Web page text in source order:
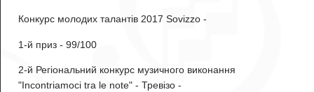
Конкурс молодих талантів 2017 Sovizzo -
1-й приз - 99/100
2-й Регіональний конкурс музичного виконання
"Incontriamoci tra le note" - Тревізо -